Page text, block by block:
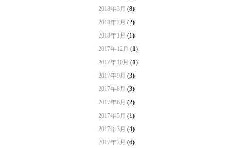
2018年3月 (8)
2018年2月 (2)
2018年1月 (1)
2017年12月 (1)
2017年10月 (1)
2017年9月 (3)
2017年8月 (3)
2017年6月 (2)
2017年5月 (1)
2017年3月 (4)
2017年2月 (6)